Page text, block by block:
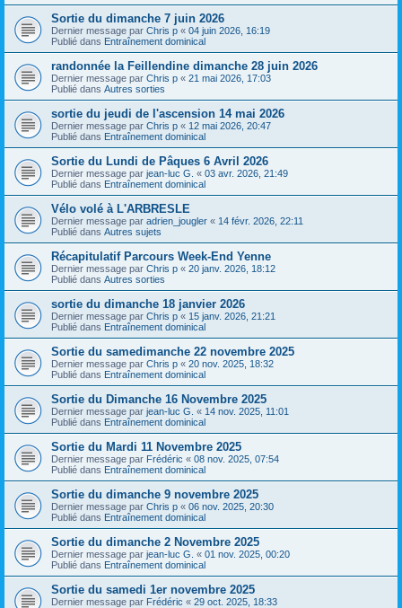
Sortie du dimanche 7 juin 2026
Dernier message par Chris p « 04 juin 2026, 16:19
Publié dans Entraînement dominical
randonnée la Feillendine dimanche 28 juin 2026
Dernier message par Chris p « 21 mai 2026, 17:03
Publié dans Autres sorties
sortie du jeudi de l'ascension 14 mai 2026
Dernier message par Chris p « 12 mai 2026, 20:47
Publié dans Entraînement dominical
Sortie du Lundi de Pâques 6 Avril 2026
Dernier message par jean-luc G. « 03 avr. 2026, 21:49
Publié dans Entraînement dominical
Vélo volé à L'ARBRESLE
Dernier message par adrien_jougler « 14 févr. 2026, 22:11
Publié dans Autres sujets
Récapitulatif Parcours Week-End Yenne
Dernier message par Chris p « 20 janv. 2026, 18:12
Publié dans Autres sorties
sortie du dimanche 18 janvier 2026
Dernier message par Chris p « 15 janv. 2026, 21:21
Publié dans Entraînement dominical
Sortie du samedimanche 22 novembre 2025
Dernier message par Chris p « 20 nov. 2025, 18:32
Publié dans Entraînement dominical
Sortie du Dimanche 16 Novembre 2025
Dernier message par jean-luc G. « 14 nov. 2025, 11:01
Publié dans Entraînement dominical
Sortie du Mardi 11 Novembre 2025
Dernier message par Frédéric « 08 nov. 2025, 07:54
Publié dans Entraînement dominical
Sortie du dimanche 9 novembre 2025
Dernier message par Chris p « 06 nov. 2025, 20:30
Publié dans Entraînement dominical
Sortie du dimanche 2 Novembre 2025
Dernier message par jean-luc G. « 01 nov. 2025, 00:20
Publié dans Entraînement dominical
Sortie du samedi 1er novembre 2025
Dernier message par Frédéric « 29 oct. 2025, 18:33